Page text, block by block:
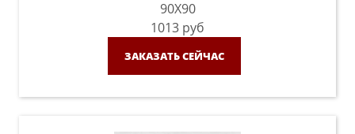
90X90
1013 руб
ЗАКАЗАТЬ СЕЙЧАС